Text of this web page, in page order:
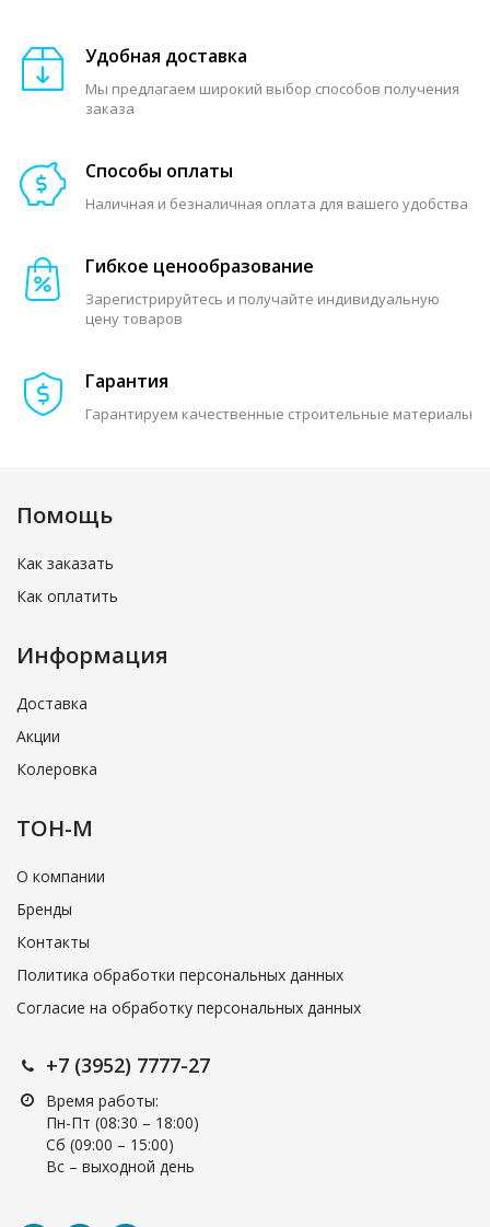
Удобная доставка
Мы предлагаем широкий выбор способов получения
заказа
Способы оплаты
Наличная и безналичная оплата для вашего удобства
Гибкое ценообразование
Зарегистрируйтесь и получайте индивидуальную
цену товаров
Гарантия
Гарантируем качественные строительные материалы
Помощь
Как заказать
Как оплатить
Информация
Доставка
Акции
Колеровка
ТОН-М
О компании
Бренды
Контакты
Политика обработки персональных данных
Согласие на обработку персональных данных
+7 (3952) 7777-27
Время работы:
Пн-Пт (08:30 – 18:00)
Cб (09:00 – 15:00)
Вс – выходной день